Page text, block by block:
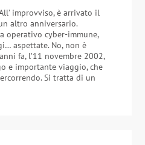
improvviso, è arrivato il
altro anniversario.
operativo cyber-immune,
aspettate. No, non è
fa, l’11 novembre 2002,
e importante viaggio, che
Si tratta di un